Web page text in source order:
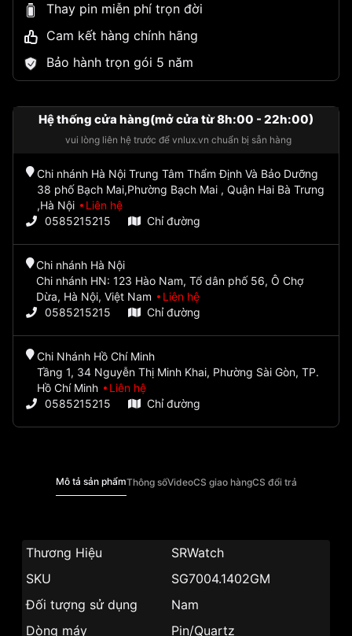
Thay pin miễn phí trọn đời
Cam kết hàng chính hãng
Bảo hành trọn gói 5 năm
Hệ thống cửa hàng(mở cửa từ 8h:00 - 22h:00)
vui lòng liên hệ trước để vnlux.vn chuẩn bị sẵn hàng
Chi nhánh Hà Nội Trung Tâm Thẩm Định Và Bảo Dưỡng
38 phố Bạch Mai,Phường Bạch Mai , Quận Hai Bà Trưng
,Hà Nội
Liên hệ
0585215215
Chỉ đường
Chi nhánh Hà Nội
Chi nhánh HN: 123 Hào Nam, Tổ dân phố 56, Ô Chợ
Dừa, Hà Nội, Việt Nam
Liên hệ
0585215215
Chỉ đường
Chi Nhánh Hồ Chí Minh
Tầng 1, 34 Nguyễn Thị Minh Khai, Phường Sài Gòn, TP.
Hồ Chí Minh
Liên hệ
0585215215
Chỉ đường
Mô tả sản phẩmThông sốVideoCS giao hàngCS đổi trả
Thương Hiệu
SRWatch
SKU
SG7004.1402GM
Đối tượng sử dụng
Nam
Dòng máy
Pin/Quartz